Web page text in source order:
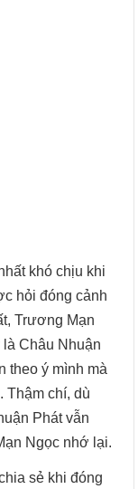
khó chịu khi
hỏi đóng cảnh
Trương Mạn
Châu Nhuận
theo ý mình mà
Thậm chí, dù
Phát vẫn
Ngọc nhớ lại.
sẻ khi đóng